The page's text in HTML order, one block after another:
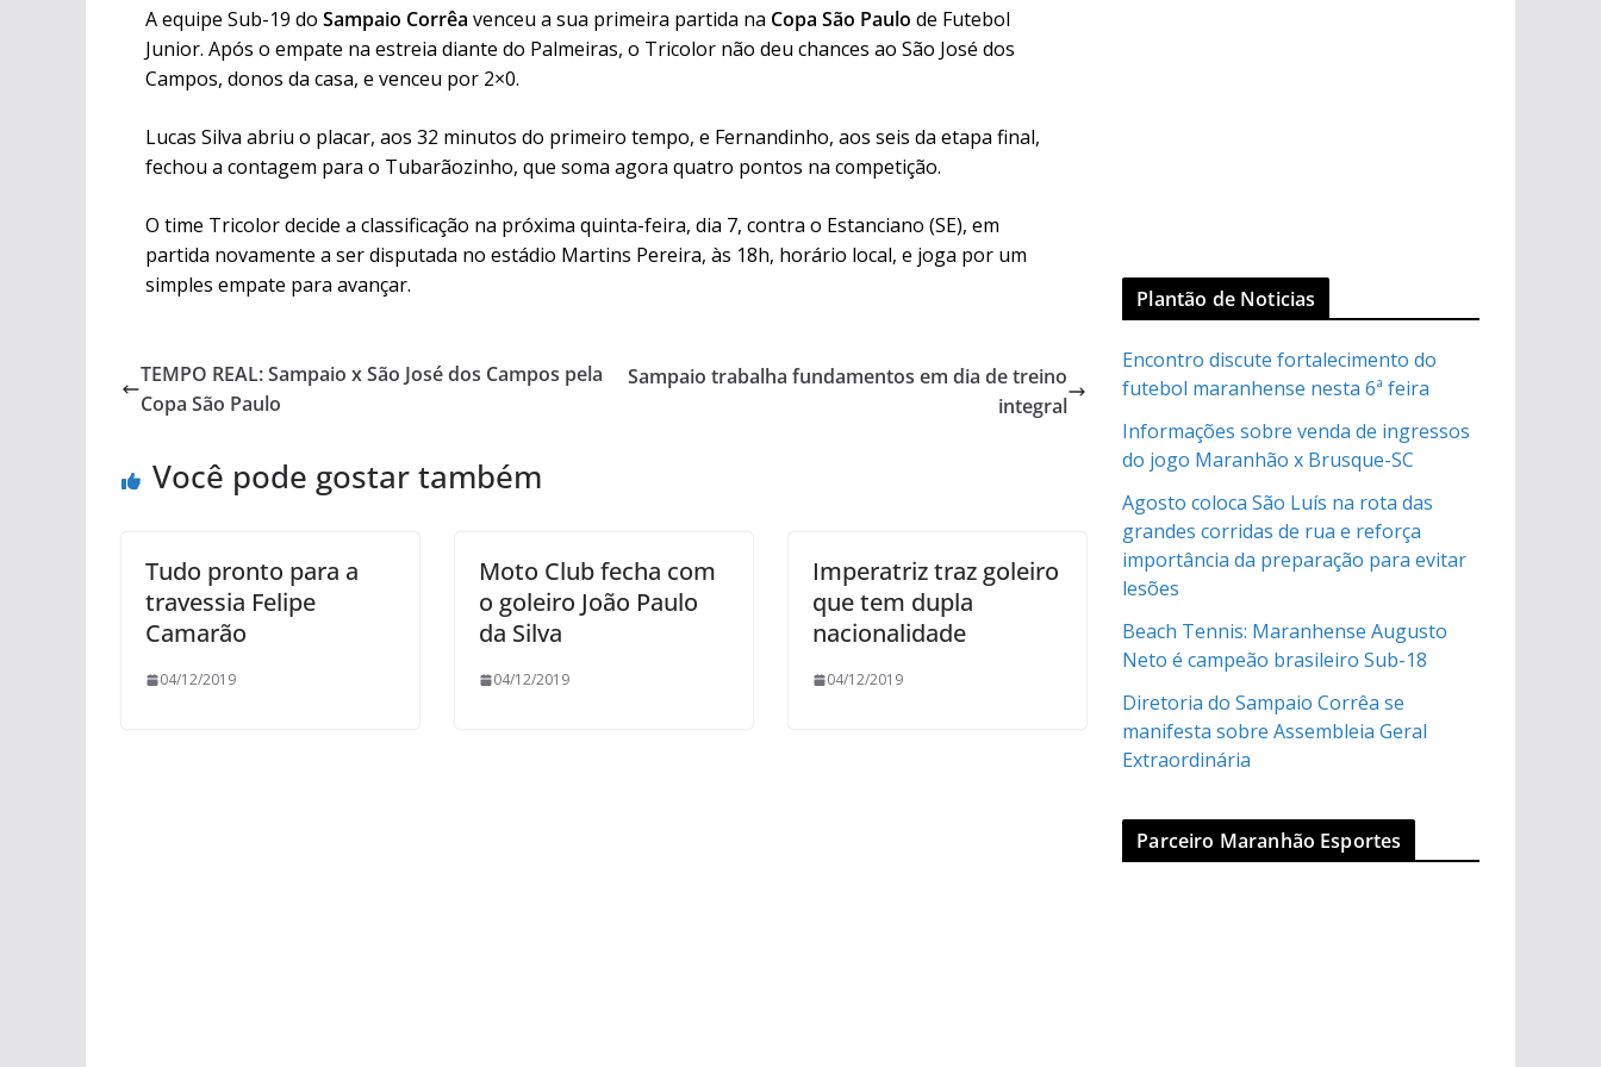
A equipe Sub-19 do Sampaio Corrêa venceu a sua primeira partida na Copa São Paulo de Futebol
Junior. Após o empate na estreia diante do Palmeiras, o Tricolor não deu chances ao São José dos
Campos, donos da casa, e venceu por 2×0.
Lucas Silva abriu o placar, aos 32 minutos do primeiro tempo, e Fernandinho, aos seis da etapa final,
fechou a contagem para o Tubarãozinho, que soma agora quatro pontos na competição.
O time Tricolor decide a classificação na próxima quinta-feira, dia 7, contra o Estanciano (SE), em
partida novamente a ser disputada no estádio Martins Pereira, às 18h, horário local, e joga por um
simples empate para avançar.
TEMPO REAL: Sampaio x São José dos Campos pela
Copa São Paulo
Sampaio trabalha fundamentos em dia de treino
integral
Você pode gostar também
Tudo pronto para a
travessia Felipe
Camarão
04/12/2019
Moto Club fecha com
o goleiro João Paulo
da Silva
04/12/2019
Imperatriz traz goleiro
que tem dupla
nacionalidade
04/12/2019
Plantão de Noticias
Encontro discute fortalecimento do
futebol maranhense nesta 6ª feira
Informações sobre venda de ingressos
do jogo Maranhão x Brusque-SC
Agosto coloca São Luís na rota das
grandes corridas de rua e reforça
importância da preparação para evitar
lesões
Beach Tennis: Maranhense Augusto
Neto é campeão brasileiro Sub-18
Diretoria do Sampaio Corrêa se
manifesta sobre Assembleia Geral
Extraordinária
Parceiro Maranhão Esportes